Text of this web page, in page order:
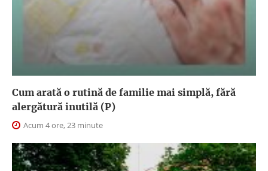
Cum arată o rutină de familie mai simplă, fără
alergătură inutilă (P)
Acum 4 ore, 23 minute